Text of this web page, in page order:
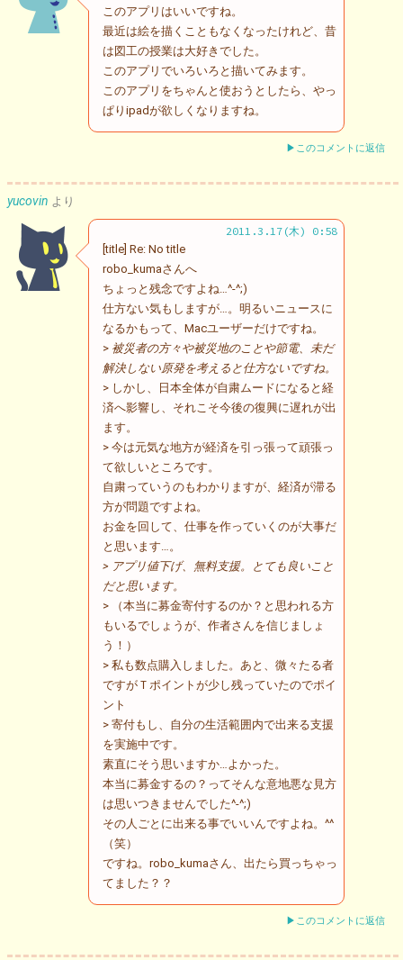
このアプリはいいですね。
最近は絵を描くこともなくなったけれど、昔
は図工の授業は大好きでした。
このアプリでいろいろと描いてみます。
このアプリをちゃんと使おうとしたら、やっ
ぱりipadが欲しくなりますね。
▶このコメントに返信
yucovin より
2011.3.17(木) 0:58
[title] Re: No title
robo_kumaさんへ
ちょっと残念ですよね…^-^;)
仕方ない気もしますが…。明るいニュースに
なるかもって、Macユーザーだけですね。
> 被災者の方々や被災地のことや節電、未だ
解決しない原発を考えると仕方ないですね。
> しかし、日本全体が自粛ムードになると経
済へ影響し、それこそ今後の復興に遅れが出
ます。
> 今は元気な地方が経済を引っ張って頑張っ
て欲しいところです。
自粛っていうのもわかりますが、経済が滞る
方が問題ですよね。
お金を回して、仕事を作っていくのが大事だ
と思います…。
> アプリ値下げ、無料支援。とても良いこと
だと思います。
> （本当に募金寄付するのか？と思われる方
もいるでしょうが、作者さんを信じましょ
う！）
> 私も数点購入しました。あと、微々たる者
ですがＴポイントが少し残っていたのでポイ
ント
> 寄付もし、自分の生活範囲内で出来る支援
を実施中です。
素直にそう思いますか…よかった。
本当に募金するの？ってそんな意地悪な見方
は思いつきませんでした^-^;)
その人ごとに出来る事でいいんですよね。^^
（笑）
ですね。robo_kumaさん、出たら買っちゃっ
てました？？
▶このコメントに返信